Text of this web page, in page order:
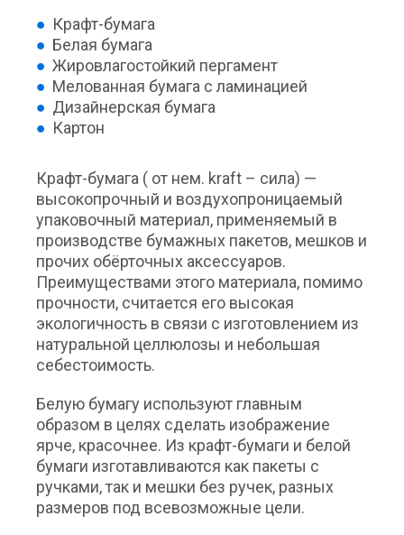
Крафт-бумага
Белая бумага
Жировлагостойкий пергамент
Мелованная бумага с ламинацией
Дизайнерская бумага
Картон
Крафт-бумага ( от нем. kraft – сила) —
высокопрочный и воздухопроницаемый
упаковочный материал, применяемый в
производстве бумажных пакетов, мешков и
прочих обёрточных аксессуаров.
Преимуществами этого материала, помимо
прочности, считается его высокая
экологичность в связи с изготовлением из
натуральной целлюлозы и небольшая
себестоимость.
Белую бумагу используют главным
образом в целях сделать изображение
ярче, красочнее. Из крафт-бумаги и белой
бумаги изготавливаются как пакеты с
ручками, так и мешки без ручек, разных
размеров под всевозможные цели.